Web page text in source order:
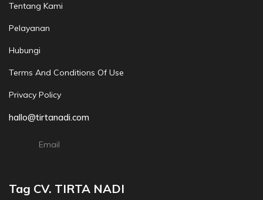
Tentang Kami
Pelayanan
Hubungi
Terms And Conditions Of Use
Privacy Policy
hallo@tirtanadi.com
Email
Tag CV. TIRTA NADI